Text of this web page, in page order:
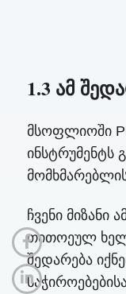
1.3 ამ
მსოფლიოში
ინსტრუმენტს
ჩვენი
თითოეულ
შედარება